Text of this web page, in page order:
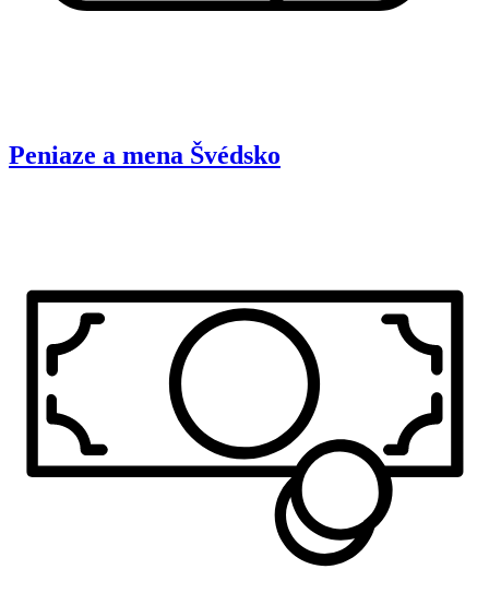
Peniaze a mena Švédsko